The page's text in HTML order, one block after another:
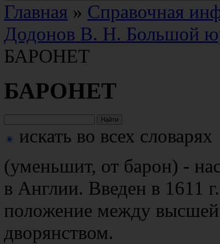
Главная » Справочная
Додонов В. Н. Большой
БАРОНЕТ
БАРОНЕТ
искать во всех словарях
(уменьшит, от барон) -
в Англии. Введен в 1611
положение между
дворянством.